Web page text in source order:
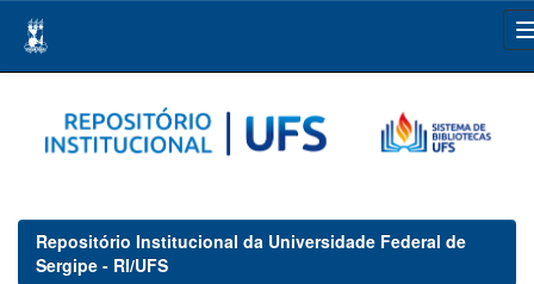
navigation
Repositório Institucional da Universidade Federal de
Sergipe - RI/UFS